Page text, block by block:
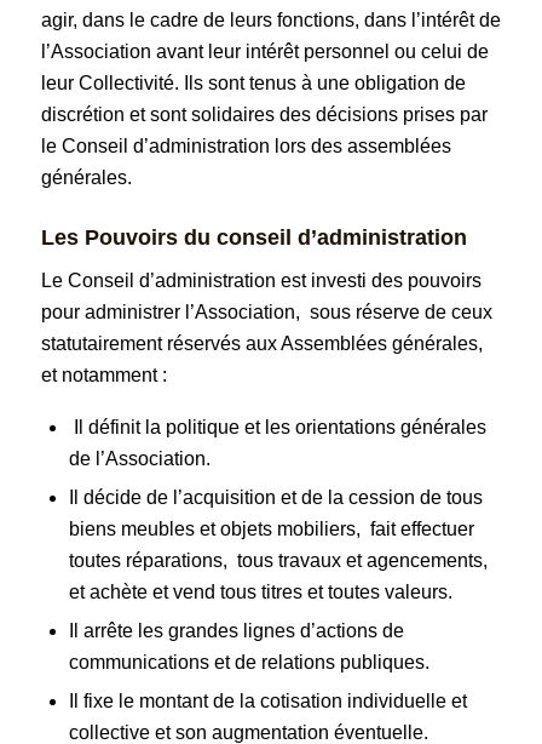
agir, dans le cadre de leurs fonctions, dans l’intérêt de
l’Association avant leur intérêt personnel ou celui de
leur Collectivité. Ils sont tenus à une obligation de
discrétion et sont solidaires des décisions prises par
le Conseil d’administration lors des assemblées
générales.
Les Pouvoirs du conseil d’administration
Le Conseil d’administration est investi des pouvoirs
pour administrer l’Association, sous réserve de ceux
statutairement réservés aux Assemblées générales,
et notamment :
Il définit la politique et les orientations générales
de l’Association.
Il décide de l’acquisition et de la cession de tous
biens meubles et objets mobiliers, fait effectuer
toutes réparations, tous travaux et agencements,
et achète et vend tous titres et toutes valeurs.
Il arrête les grandes lignes d’actions de
communications et de relations publiques.
Il fixe le montant de la cotisation individuelle et
collective et son augmentation éventuelle.